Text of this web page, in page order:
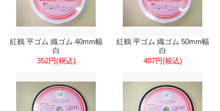
紅鶴 平ゴム 織ゴム 40mm幅
白
352円(税込)
紅鶴 平ゴム 織ゴム 50mm幅
白
407円(税込)